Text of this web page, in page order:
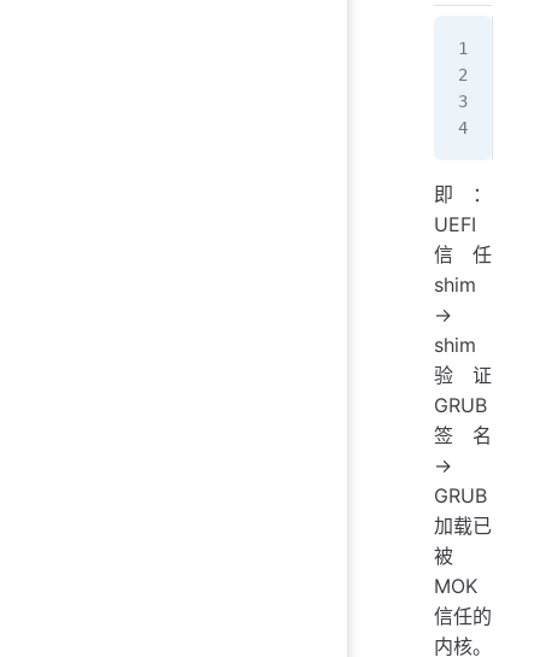
即：
UEFI
信任
shim
→
shim
验证
GRUB
签名
→
GRUB
加载已
被
MOK
信任的
内核。